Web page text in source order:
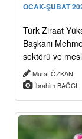
OCAK-ŞUBAT
Türk Ziraat
Başkanı
sektörü ve
Murat ÖZKAN
İbrahim BAĞCI